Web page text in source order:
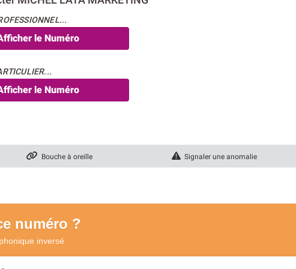
le Numéro
le Numéro
Bouche à oreille Signaler une anomalie
numéro ?
inversé